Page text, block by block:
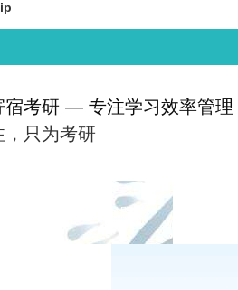
宿考研 — 专注学习效率管理
，只为考研
凯发vip-天生赢家 一触即发 凯发